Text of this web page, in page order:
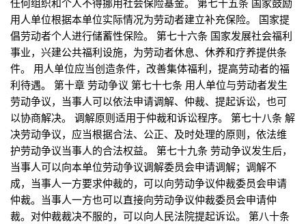
用人单位根据本单位实际情况为劳动者建立补充保险。 国家提
倡劳动者个人进行储蓄性保险。 第七十六条 国家发展社会福利
事业，兴建公共福利设施，为劳动者休息、休养和疗养提供条
件。 用人单位应当创造条件，改善集体福利，提高劳动者的福
利待遇。 第十章 劳动争议 第七十七条 用人单位与劳动者发生
劳动争议，当事人可以依法申请调解、仲裁、提起诉讼，也可
以协商解决。 调解原则适用于仲裁和诉讼程序。 第七十八条 解
决劳动争议，应当根据合法、公正、及时处理的原则，依法维
护劳动争议当事人的合法权益。 第七十九条 劳动争议发生后，
当事人可以向本单位劳动争议调解委员会申请调解；调解不
成，当事人一方要求仲裁的，可以向劳动争议仲裁委员会申请
仲裁。当事人一方也可以直接向劳动争议仲裁委员会申请仲
裁。对仲裁裁决不服的，可以向人民法院提起诉讼。 第八十条